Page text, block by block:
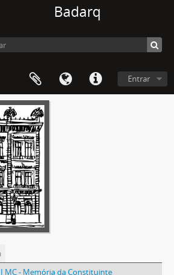
Badarq
Entrar
MC - Memória da Constituinte